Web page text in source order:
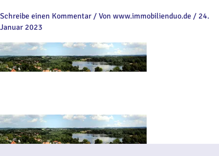
Schreibe einen Kommentar / Von www.immobilienduo.de / 24.
Januar 2023